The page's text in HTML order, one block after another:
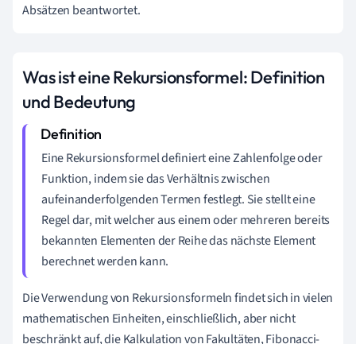
Absätzen beantwortet.
Was ist eine Rekursionsformel: Definition
und Bedeutung
Eine Rekursionsformel definiert eine Zahlenfolge oder
Funktion, indem sie das Verhältnis zwischen
aufeinanderfolgenden Termen festlegt. Sie stellt eine
Regel dar, mit welcher aus einem oder mehreren bereits
bekannten Elementen der Reihe das nächste Element
berechnet werden kann.
Die Verwendung von Rekursionsformeln findet sich in vielen
mathematischen Einheiten, einschließlich, aber nicht
beschränkt auf, die Kalkulation von Fakultäten, Fibonacci-